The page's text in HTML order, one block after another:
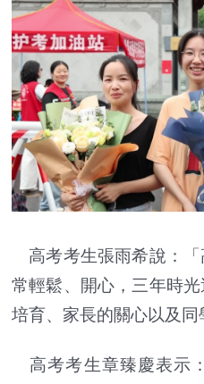
高考考生張雨希說：「
常輕鬆、開心，三年時
培育、家長的關心以及同
高考考生章臻慶表示